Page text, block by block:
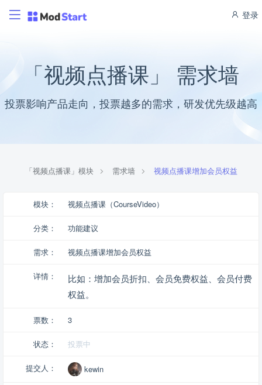
登录
「视频点播课」 需求墙
投票影响产品走向，投票越多的需求，研发优先级越高
「视频点播课」模块 需求墙 视频点播课增加会员权益
模块： 视频点播课（CourseVideo）
分类： 功能建议
需求： 视频点播课增加会员权益
详情：
比如：增加会员折扣、会员免费权益、会员付费
权益。
票数： 3
状态： 投票中
提交人： kewin